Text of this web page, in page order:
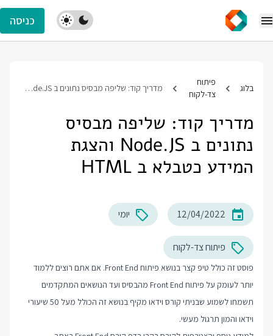
כניסה
בלוג
פיתוח
צד-לקוח
מדריך קוד: שליפה מבסיס נתונים ב Node.JS והצגת המידע כטבלא ב HTML
מדריך קוד: שליפה מבסיס
נתונים ב Node.JS והצגת
המידע כטבלא ב HTML
12/04/2022 יומי
פיתוח צד-לקוח
פוסט זה כולל טיפ קצר בנושא פיתוח Front End. אם אתם רוצים ללמוד
יותר לעומק על פיתוח Front End מהבסיס ועד הנושאים המתקדמים
תשמחו לשמוע שבניתי קורס וידאו מקיף בנושא זה הכולל מעל 50 שיעורי
וידאו והמון תרגול מעשי.